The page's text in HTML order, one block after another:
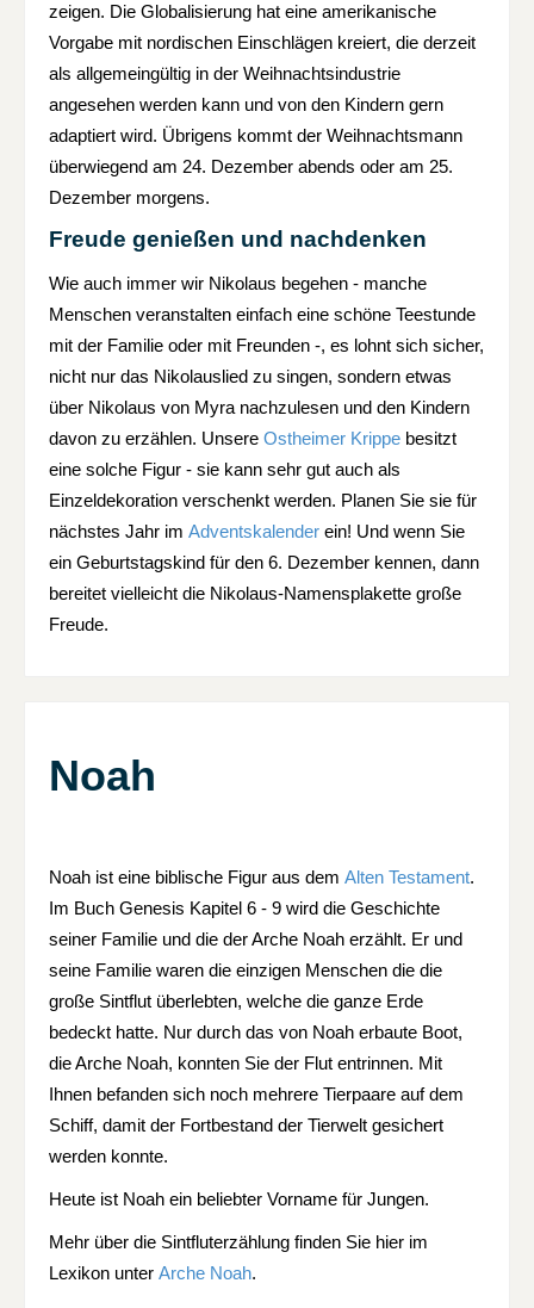
zeigen. Die Globalisierung hat eine amerikanische
Vorgabe mit nordischen Einschlägen kreiert, die derzeit
als allgemeingültig in der Weihnachtsindustrie
angesehen werden kann und von den Kindern gern
adaptiert wird. Übrigens kommt der Weihnachtsmann
überwiegend am 24. Dezember abends oder am 25.
Dezember morgens.
Freude genießen und nachdenken
Wie auch immer wir Nikolaus begehen - manche
Menschen veranstalten einfach eine schöne Teestunde
mit der Familie oder mit Freunden -, es lohnt sich sicher,
nicht nur das Nikolauslied zu singen, sondern etwas
über Nikolaus von Myra nachzulesen und den Kindern
davon zu erzählen. Unsere Ostheimer Krippe besitzt
eine solche Figur - sie kann sehr gut auch als
Einzeldekoration verschenkt werden. Planen Sie sie für
nächstes Jahr im Adventskalender ein! Und wenn Sie
ein Geburtstagskind für den 6. Dezember kennen, dann
bereitet vielleicht die Nikolaus-Namensplakette große
Freude.
Noah
Noah ist eine biblische Figur aus dem Alten Testament.
Im Buch Genesis Kapitel 6 - 9 wird die Geschichte
seiner Familie und die der Arche Noah erzählt. Er und
seine Familie waren die einzigen Menschen die die
große Sintflut überlebten, welche die ganze Erde
bedeckt hatte. Nur durch das von Noah erbaute Boot,
die Arche Noah, konnten Sie der Flut entrinnen. Mit
Ihnen befanden sich noch mehrere Tierpaare auf dem
Schiff, damit der Fortbestand der Tierwelt gesichert
werden konnte.
Heute ist Noah ein beliebter Vorname für Jungen.
Mehr über die Sintfluterzählung finden Sie hier im
Lexikon unter Arche Noah.